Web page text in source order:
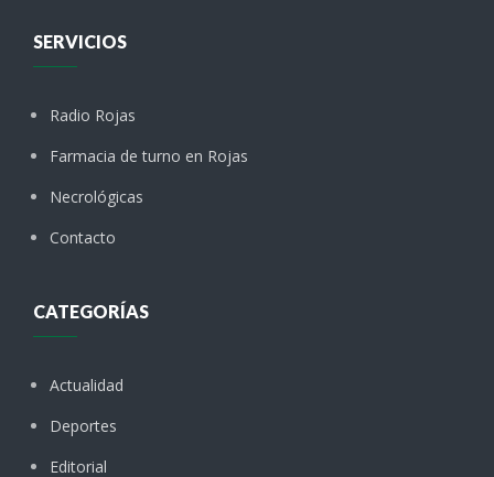
SERVICIOS
Radio Rojas
Farmacia de turno en Rojas
Necrológicas
Contacto
CATEGORÍAS
Actualidad
Deportes
Editorial